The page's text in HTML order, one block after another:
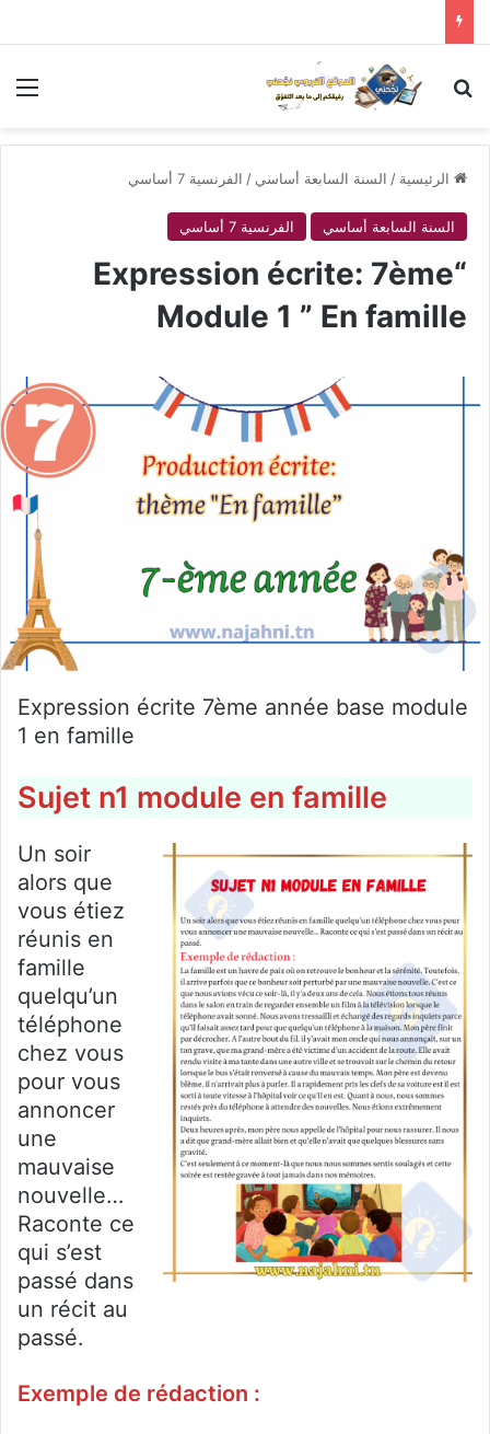
بحث عن
الرئيسية / السنة السابعة أساسي / الفرنسية 7 أساسي
السنة السابعة أساسي الفرنسية 7 أساسي
“Expression écrite: 7ème
Module 1 ” En famille
Expression écrite 7ème année base module
1 en famille
Sujet n1 module en famille
Un soir
alors que
vous étiez
réunis en
famille
quelqu’un
téléphone
chez vous
pour vous
annoncer
une
mauvaise
nouvelle…
Raconte ce
qui s’est
passé dans
un récit au
passé.
Exemple de rédaction :